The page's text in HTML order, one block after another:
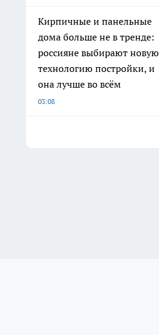
Кирпичные и панельные
дома больше не в тренде:
россияне выбирают новую
технологию постройки, и
она лучше во всём
03:08